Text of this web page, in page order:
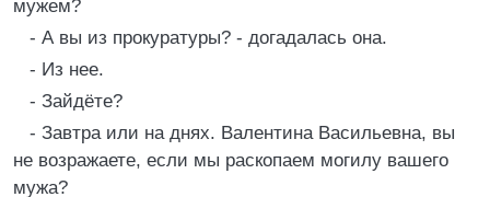
мужем?
- А вы из прокуратуры? - догадалась она.
- Из нее.
- Зайдёте?
- Завтра или на днях. Валентина Васильевна, вы
не возражаете, если мы раскопаем могилу вашего
мужа?